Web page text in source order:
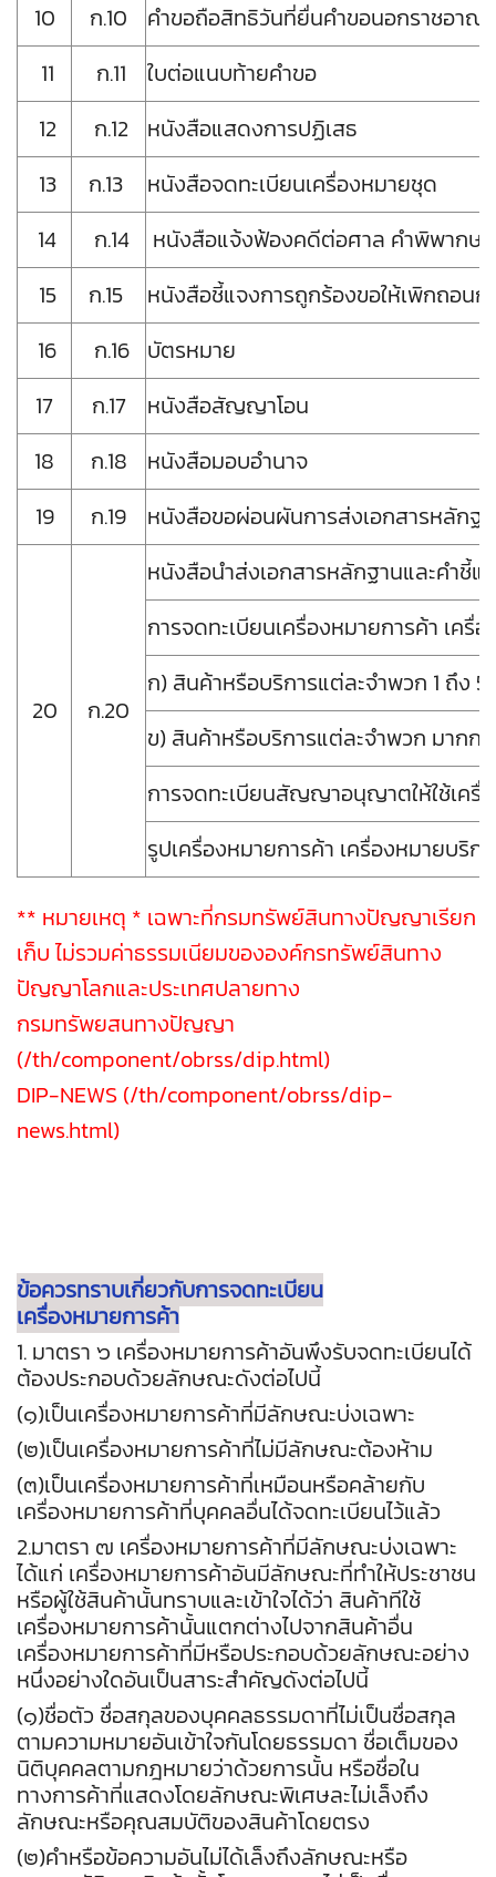
10
ก.10
คำขอถือสิทธิวันที่ยื่นคำขอนอกราชอาณ
11
ก.11
ใบต่อแนบท้ายคำขอ
12
ก.12 หนังสือแสดงการปฏิเสธ
13
ก.13
หนังสือจดทะเบียนเครื่องหมายชุด
14
ก.14
หนังสือแจ้งฟ้องคดีต่อศาล คำพิพากษ
15
ก.15
หนังสือชี้แจงการถูกร้องขอให้เพิกถอนก
16
ก.16 บัตรหมาย
17
ก.17
หนังสือสัญญาโอน
18
ก.18
หนังสือมอบอำนาจ
19
ก.19 หนังสือขอผ่อนผันการส่งเอกสารหลักฐ
20 ก.20
หนังสือนำส่งเอกสารหลักฐานและคำชี้แ
การจดทะเบียนเครื่องหมายการค้า เครื่
ก) สินค้าหรือบริการแต่ละจำพวก 1 ถึง
ข) สินค้าหรือบริการแต่ละจําพว
การจดทะเบียนสัญญาอนุญาตให้ใช้เครื่
รูปเครื่องหมายการค้า เครื่องหมายบริก
** หมายเหตุ * เฉพาะที่กรมทรัพย์สินทางปัญญาเรียก
เก็บ ไม่รวมค่าธรรมเนียมขององค์กรทรัพย์สินทาง
ปัญญาโลกและประเทศปลายทาง
กรมทรัพยสนทางปัญญา
(/th/component/obrss/dip.html)
DIP-NEWS (/th/component/obrss/dip-
news.html)
ข้อควรทราบเกี่ยวกับการจดทะเบียน
เครื่องหมายการค้า
1. มาตรา ๖ เครื่องหมายการค้าอันพึงรับจดทะเบียนได้
ต้องประกอบด้วยลักษณะดังต่อไปนี้
(๑)เป็นเครื่องหมายการค้าที่มีลักษณะบ่งเฉพาะ
(๒)เป็นเครื่องหมายการค้าที่ไม่มีลักษณะต้องห้าม
(๓)เป็นเครื่องหมายการค้าที่เหมือนหรือคล้ายกับ
เครื่องหมายการค้าที่บุคคลอื่นได้จดทะเบียนไว้แล้ว
2.มาตรา ๗ เครื่องหมายการค้าที่มีลักษณะบ่งเฉพาะ
ได้แก่ เครื่องหมายการค้าอันมีลักษณะที่ทำให้ประชาชน
หรือผู้ใช้สินค้านั้นทราบและเข้าใจได้ว่า สินค้าทีใช้
เครื่องหมายการค้านั้นแตกต่างไปจากสินค้าอื่น
เครื่องหมายการค้าที่มีหรือประกอบด้วยลักษณะอย่าง
หนึ่งอย่างใดอันเป็นสาระสำคัญดังต่อไปนี้
(๑)ชื่อตัว ชื่อสกุลของบุคคลธรรมดาที่ไม่เป็นชื่อสกุล
ตามความหมายอันเข้าใจกันโดยธรรมดา ชื่อเต็มของ
นิติบุคคลตามกฎหมายว่าด้วยการนั้น หรือชื่อใน
ทางการค้าที่แสดงโดยลักษณะพิเศษละไม่เล็งถึง
ลักษณะหรือคุณสมบัติของสินค้าโดยตรง
(๒)คำหรือข้อความอันไม่ได้เล็งถึงลักษณะหรือ